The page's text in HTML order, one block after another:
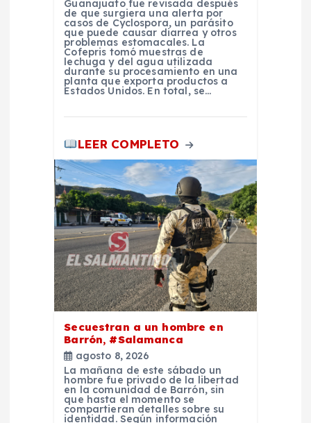
Guanajuato fue revisada después
de que surgiera una alerta por
casos de Cyclospora, un parásito
que puede causar diarrea y otros
problemas estomacales. La
Cofepris tomó muestras de
lechuga y del agua utilizada
durante su procesamiento en una
planta que exporta productos a
Estados Unidos. En total, se…
LEER COMPLETO
Secuestran a un hombre en
Barrón, #Salamanca
agosto 8, 2026
La mañana de este sábado un
hombre fue privado de la libertad
en la comunidad de Barrón, sin
que hasta el momento se
compartieran detalles sobre su
identidad. Según información